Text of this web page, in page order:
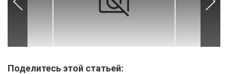
Поделитесь этой статьей: